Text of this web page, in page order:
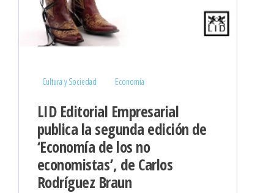
Cultura y Sociedad Economía
LID Editorial Empresarial
publica la segunda edición de
‘Economía de los no
economistas’, de Carlos
Rodríguez Braun